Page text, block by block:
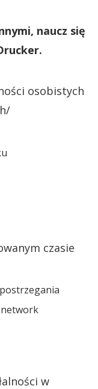
naucz się
osobistych
czasie
w